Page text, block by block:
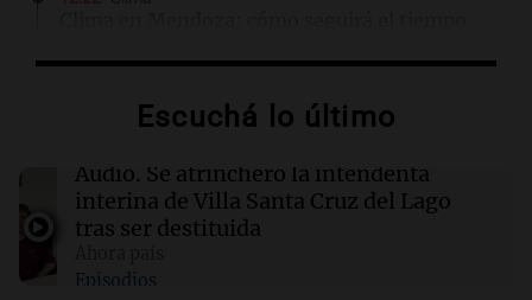
Clima
este viernes 7 de agosto
12:13 Juntos
Santa Cruz del Lago y se atrincheró
Escuchá lo último
Audio. Se atrincheró la intendenta
interina de Villa Santa Cruz del Lago
tras ser destituida
Episodios